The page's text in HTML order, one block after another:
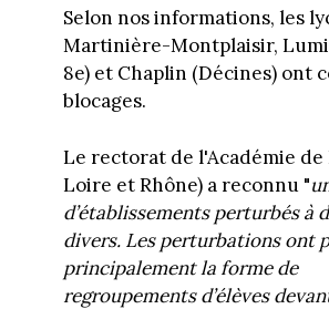
Selon nos informations, les
Martinière-Montplaisir,
8e) et Chaplin (Décines) ont
blocages.
Le rectorat de l'Académie de
Loire et Rhône) a reconnu "
d’établissements perturbés à
divers. Les perturbations ont
principalement la forme de
regroupements d’élèves